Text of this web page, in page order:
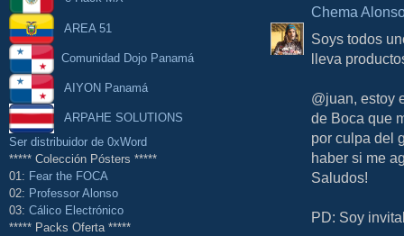
AREA 51
Comunidad Dojo Panamá
AIYON Panamá
ARPAHE SOLUTIONS
Ser distribuidor de 0xWord
***** Colección Pósters *****
01: Fear the FOCA
02: Professor Alonso
03: Cálico Electrónico
***** Packs Oferta *****
Chema
Soys todos
lleva
@juan, estoy
de Boca que
por culpa del
haber si me
Saludos!
PD: Soy